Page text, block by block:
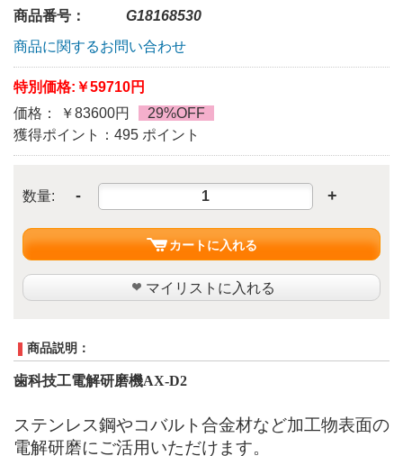
商品番号：
G18168530
商品に関するお問い合わせ
特別価格: ￥59710円
価格： ￥83600円
29%OFF
獲得ポイント：495 ポイント
数量: - +
カートに入れる
マイリストに入れる
商品説明：
歯科技工電解研磨機AX-D2
ステンレス鋼やコバルト合金材など加工物表面の
電解研磨にご活用いただけます。